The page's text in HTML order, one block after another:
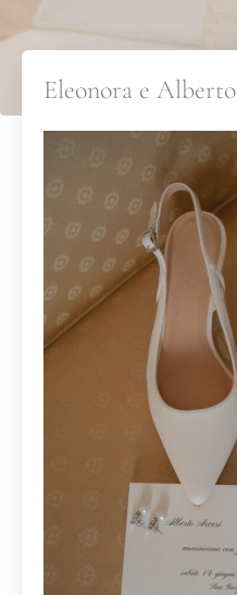
Eleonora e Alberto